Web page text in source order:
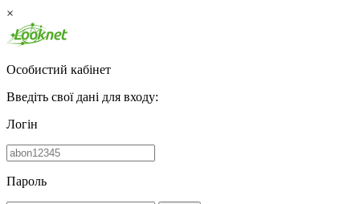
×
Особистий кабінет
Введіть свої дані для входу:
Логін
Пароль